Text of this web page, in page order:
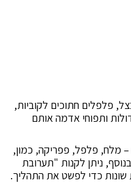
פלפלים חתוכים לקוביות,
ותפוחי אדמה אותם
– מלח, פלפל, פפריקה, כמון,
ניתן לקנות "תערובת
שונות כדי לפשט את התהליך.